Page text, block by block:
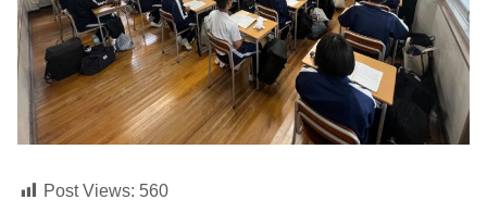
Post Views: 560